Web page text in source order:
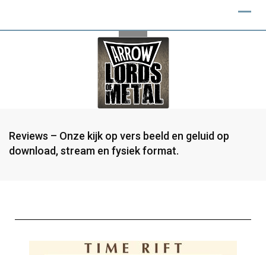
Reviews – Onze kijk op vers beeld en geluid op
download, stream en fysiek format.